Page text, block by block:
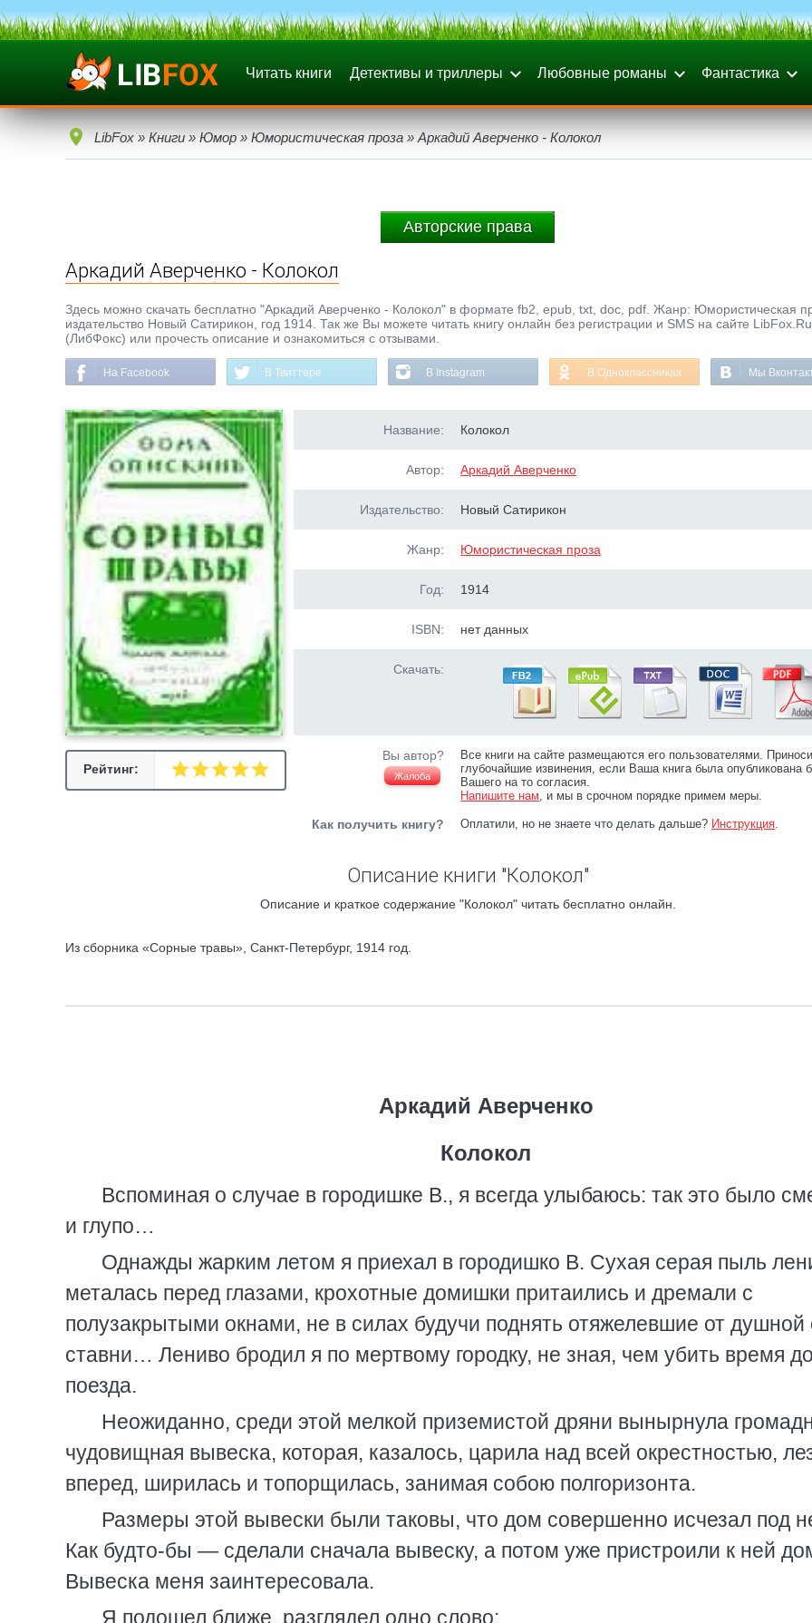
Читать книги Детективы и триллеры Любовные романы Фантастика
LibFox » Книги » Юмор » Юмористическая проза » Аркадий Аверченко - Колокол
Авторские права
Аркадий Аверченко - Колокол
Здесь можно скачать бесплатно "Аркадий Аверченко - Колокол" в формате fb2, epub, txt, doc, pdf. Жанр: Юмористическая
издательство Новый Сатирикон, год 1914. Так же Вы можете читать книгу онлайн без регистрации и SMS на сайте LibFox.Ru
(ЛибФокс) или прочесть описание и ознакомиться с отзывами.
На Facebook В Твиттере В Instagram В Одноклассниках Мы
Рейтинг:
Название: Колокол
Автор: Аркадий Аверченко
Издательство: Новый Сатирикон
Жанр: Юмористическая проза
Год: 1914
ISBN: нет данных
Скачать:
Вы автор?
Жалоба
Все книги на сайте размещаются его пользователями.
глубочайшие извинения, если Ваша книга была опубликована
Вашего на то согласия.
Напишите нам, и мы в срочном порядке примем меры.
Как получить книгу? Оплатили, но не знаете что делать дальше? Инструкция.
Описание книги "Колокол"
Описание и краткое содержание "Колокол" читать бесплатно онлайн.
Из сборника «Сорные травы», Санкт-Петербург, 1914 год.
Аркадий Аверченко
Колокол
Вспоминая о случае в городишке В., я всегда улыбаюсь: так это было
и глупо…
Однажды жарким летом я приехал в городишко В. Сухая серая пыль
металась перед глазами, крохотные домишки притаились и дремали с
полузакрытыми окнами, не в силах будучи поднять отяжелевшие от душной
ставни… Лениво бродил я по мертвому городку, не зная, чем убить время до
поезда.
Неожиданно, среди этой мелкой приземистой дряни вынырнула
чудовищная вывеска, которая, казалось, царила над всей окрестностью,
вперед, ширилась и топорщилась, занимая собою полгоризонта.
Размеры этой вывески были таковы, что дом совершенно исчезал под
Как будто-бы — сделали сначала вывеску, а потом уже пристроили к ней
Вывеска меня заинтересовала.
Я подошел ближе, разглядел одно слово: